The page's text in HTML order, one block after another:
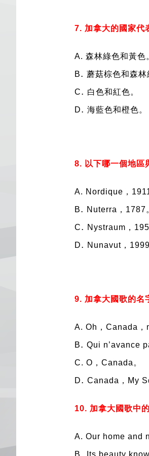
7. 加拿大的國家代
A. 森林綠色和黃色
B. 蘑菇棕色和森林
C. 白色和紅色。
D. 海藍色和橙色。
8. 以下哪一個地區
A. Nordique，1911
B. Nuterra，1787
C. Nystraum，
D. Nunavut，1999
9. 加拿大國歌的名
A. Oh，Canada，
B. Qui n’avance
C. O，Canada。
D. Canada，My
10. 加拿大國歌中
A. Our home and
B Its beauty